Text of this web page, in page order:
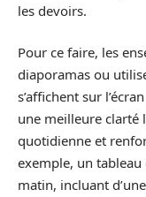
les devoirs.
Pour ce faire, les
diaporamas ou
s’affichent sur
une meilleure clarté
quotidienne et
exemple, un
matin, incluant